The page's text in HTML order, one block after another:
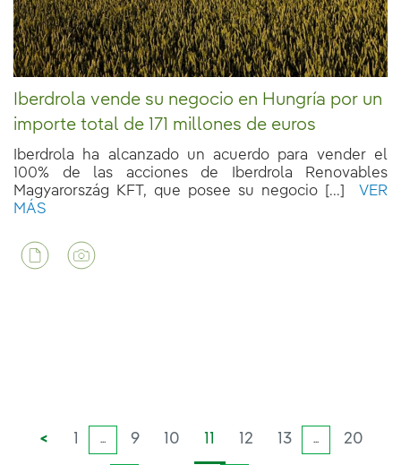
Iberdrola vende su negocio en Hungría por un
importe total de 171 millones de euros
Iberdrola ha alcanzado un acuerdo para vender el
100% de las acciones de Iberdrola Renovables
Magyarország KFT, que posee su negocio [...]
VER
MÁS
< 1 ... 9 10 11 12 13 ... 20